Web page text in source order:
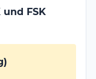
und FSK